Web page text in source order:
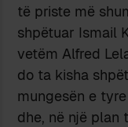
të priste më
shpëtuar Ismail
vetëm Alfred
do ta kisha
mungesën e
dhe, në një plan